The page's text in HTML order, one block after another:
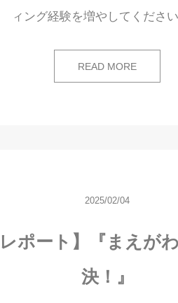
ィング経験を増やしてください
READ MORE
2025/02/04
レポート】『まえが
決！』